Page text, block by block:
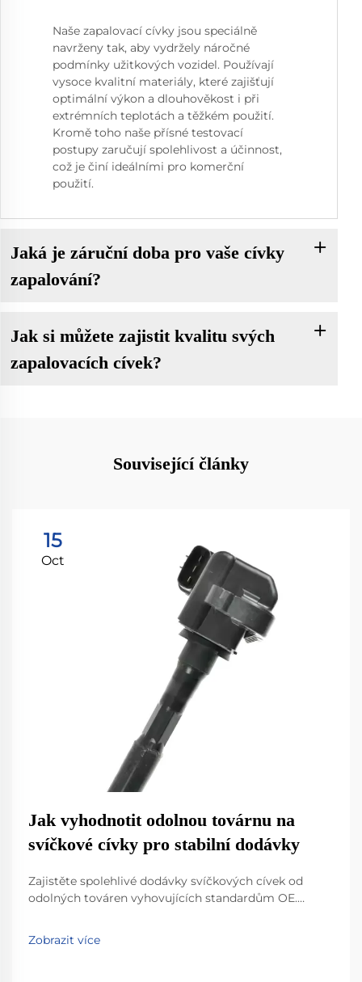
Naše zapalovací cívky jsou speciálně
navrženy tak, aby vydržely náročné
podmínky užitkových vozidel. Používají
vysoce kvalitní materiály, které zajišťují
optimální výkon a dlouhověkost i při
extrémních teplotách a těžkém použití.
Kromě toho naše přísné testovací
postupy zaručují spolehlivost a účinnost,
což je činí ideálními pro komerční
použití.
Jaká je záruční doba pro vaše cívky
zapalování?
Jak si můžete zajistit kvalitu svých
zapalovacích cívek?
Související články
15
Oct
Jak vyhodnotit odolnou továrnu na
svíčkové cívky pro stabilní dodávky
Zajistěte spolehlivé dodávky svíčkových cívek od
odolných továren vyhovujících standardům OE.
materiálů, které zaručují stabilitu. Požádejte ještě
dnes o hodnocení dodavatele.
Zobrazit více